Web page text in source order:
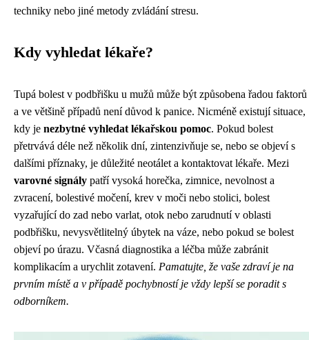
techniky nebo jiné metody zvládání stresu.
Kdy vyhledat lékaře?
Tupá bolest v podbřišku u mužů může být způsobena řadou faktorů
a ve většině případů není důvod k panice. Nicméně existují situace,
kdy je nezbytné vyhledat lékařskou pomoc. Pokud bolest
přetrvává déle než několik dní, zintenzivňuje se, nebo se objeví s
dalšími příznaky, je důležité neotálet a kontaktovat lékaře. Mezi
varovné signály patří vysoká horečka, zimnice, nevolnost a
zvracení, bolestivé močení, krev v moči nebo stolici, bolest
vyzařující do zad nebo varlat, otok nebo zarudnutí v oblasti
podbřišku, nevysvětlitelný úbytek na váze, nebo pokud se bolest
objeví po úrazu. Včasná diagnostika a léčba může zabránit
komplikacím a urychlit zotavení. Pamatujte, že vaše zdraví je na
prvním místě a v případě pochybností je vždy lepší se poradit s
odborníkem.